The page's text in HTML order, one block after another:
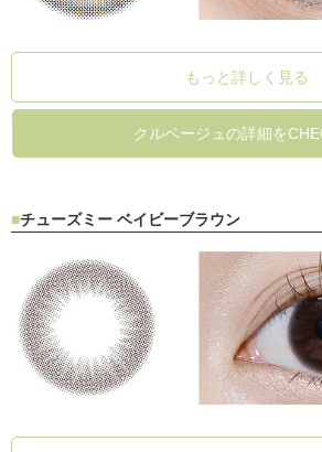
もっと詳しく見る
クルベージュの詳細を
チューズミー ベイビーブラウン